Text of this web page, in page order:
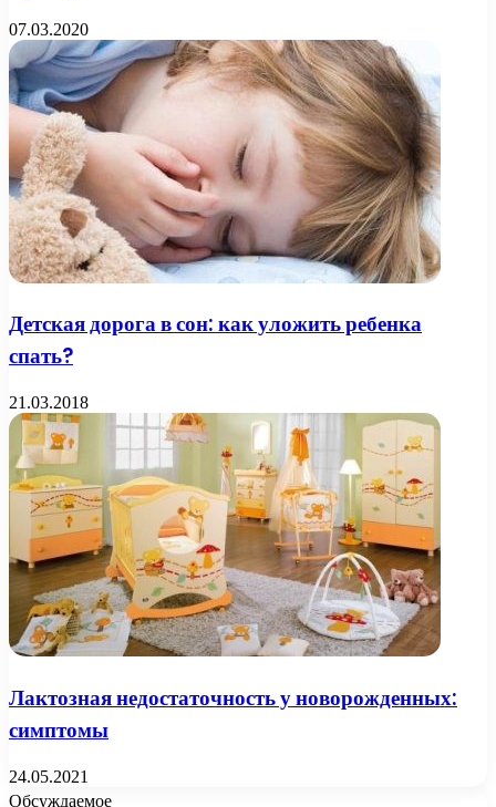
07.03.2020
Детская дорога в сон: как уложить ребенка
спать?
21.03.2018
Лактозная недостаточность у новорожденных:
симптомы
24.05.2021
Обсуждаемое